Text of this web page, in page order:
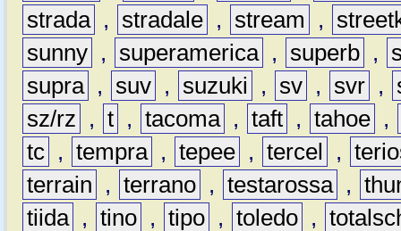
strada , stradale , stream ,
sunny , superamerica , superb ,
supra , suv , suzuki , sv , svr ,
sz/rz
, t , tacoma , taft , tahoe ,
tc , tempra , tepee , tercel ,
terrain
, terrano , testarossa ,
tiida , tino , tipo , toledo ,